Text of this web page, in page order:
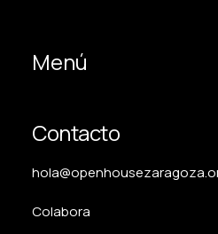
Menú
Contacto
Colabora